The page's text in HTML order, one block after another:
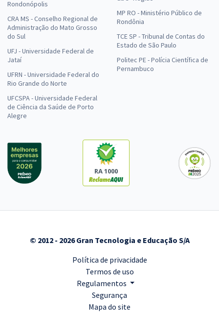
Rondonópolis
CRA MS - Conselho Regional de
Administração do Mato Grosso
do Sul
UFJ - Universidade Federal de
Jataí
UFRN - Universidade Federal do
Rio Grande do Norte
UFCSPA - Universidade Federal
de Ciência da Saúde de Porto
Alegre
MP RO - Ministério Público de
Rondônia
TCE SP - Tribunal de Contas do
Estado de São Paulo
Politec PE - Polícia Científica de
Pernambuco
RA 1000
© 2012 - 2026 Gran Tecnologia e Educação S/A
Política de privacidade
Termos de uso
Regulamentos
Segurança
Mapa do site